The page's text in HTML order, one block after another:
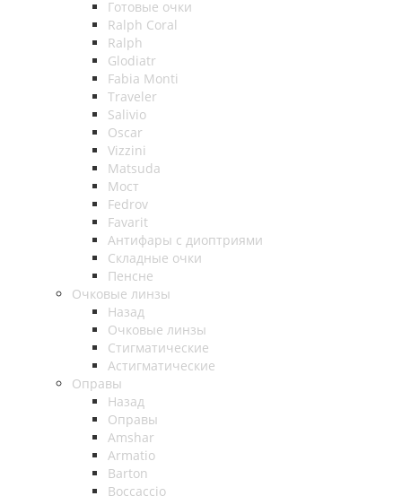
Готовые очки
Ralph Coral
Ralph
Glodiatr
Fabia Monti
Traveler
Salivio
Oscar
Vizzini
Matsuda
Мост
Fedrov
Favarit
Антифары с диоптриями
Складные очки
Пенсне
Очковые линзы
Назад
Очковые линзы
Стигматические
Астигматические
Оправы
Назад
Оправы
Amshar
Armatio
Barton
Boccaccio